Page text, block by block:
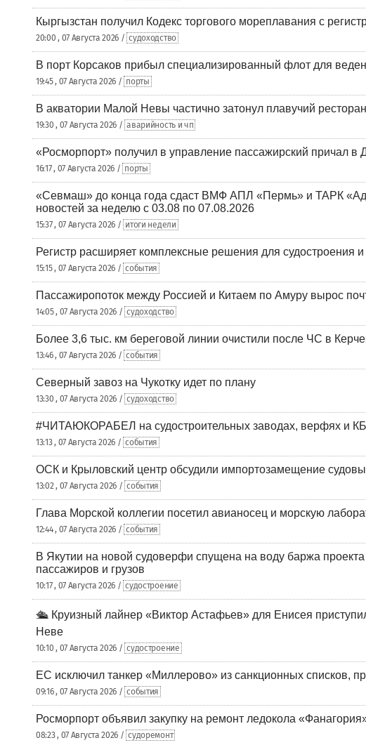
Кыргызстан получил Кодекс торгового мореплавания с
20:00 , 07 Августа 2026 / судоходство
В порт Корсаков прибыл специализированный флот для
19:45 , 07 Августа 2026 / порты
В акватории Малой Невы частично затонул плавучий ресторан
19:30 , 07 Августа 2026 / аварийность и чп
«Росморпорт» получил в управление пассажирский причал в
16:17 , 07 Августа 2026 / порты
«Севмаш» до конца года сдаст ВМФ АПЛ «Пермь» и ТАРК
новостей за неделю с 03.08 по 07.08.2026
15:37 , 07 Августа 2026 / итоги недели
Регистр расширяет комплексные решения для судостроения
15:15 , 07 Августа 2026 / события
Пассажиропоток между Россией и Китаем по Амуру вырос
14:05 , 07 Августа 2026 / судоходство
Более 3,6 тыс. км береговой линии очистили после ЧС в
13:46 , 07 Августа 2026 / события
Северный завоз на Чукотку идет по плану
13:30 , 07 Августа 2026 / судоходство
#ЧИТАЮКОРАБЕЛ на судостроительных заводах, верфях и КБ
13:13 , 07 Августа 2026 / события
ОСК и Крыловский центр обсудили импортозамещение
13:02 , 07 Августа 2026 / события
Глава Морской коллегии посетил авианосец и морскую
12:44 , 07 Августа 2026 / события
В Якутии на новой судоверфи спущена на воду баржа
пассажиров и грузов
10:17 , 07 Августа 2026 / судостроение
🛳️ Круизный лайнер «Виктор Астафьев» для Енисея
Неве
10:10 , 07 Августа 2026 / судостроение
ЕС исключил танкер «Миллерово» из санкционных списков,
09:16 , 07 Августа 2026 / события
Росморпорт объявил закупку на ремонт ледокола
08:23 , 07 Августа 2026 / судоремонт